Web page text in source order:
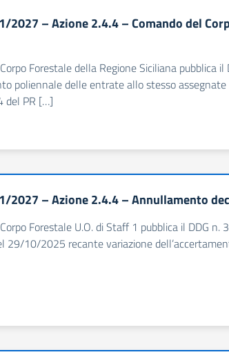
2027 – Azione 2.4.4 – Comando del
Forestale della Regione Siciliana
poliennale delle entrate allo stesso
del PR […]
2027 – Azione 2.4.4 – Annullamento
Forestale U.O. di Staff 1 pubblica il DDG
29/10/2025 recante variazione